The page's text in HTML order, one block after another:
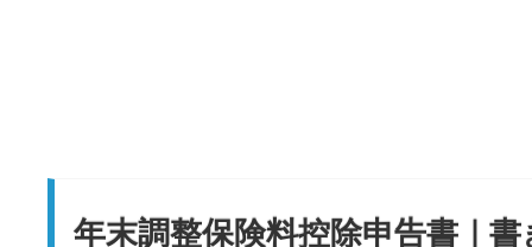
年末調整保険料控除申告書｜